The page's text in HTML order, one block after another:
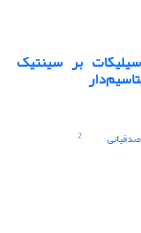
بر سینتیک
2